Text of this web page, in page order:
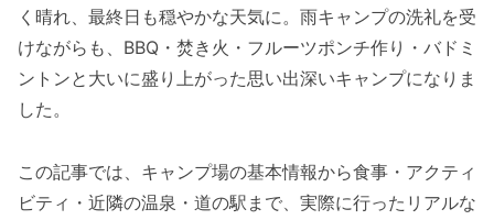
く晴れ、最終日も穏やかな天気に。雨キャンプの洗礼を受
けながらも、BBQ・焚き火・フルーツポンチ作り・バドミ
ントンと大いに盛り上がった思い出深いキャンプになりま
した。
この記事では、キャンプ場の基本情報から食事・アクティ
ビティ・近隣の温泉・道の駅まで、実際に行ったリアルな